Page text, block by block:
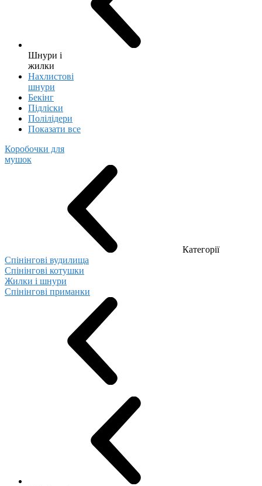
Шнури і
жилки
Нахлистові
шнури
Бекінг
Підліски
Полілідери
Показати все
Коробочки для
мушок
Категорії
Спінінгові вудилища
Спінінгові котушки
Жилки і шнури
Спінінгові приманки